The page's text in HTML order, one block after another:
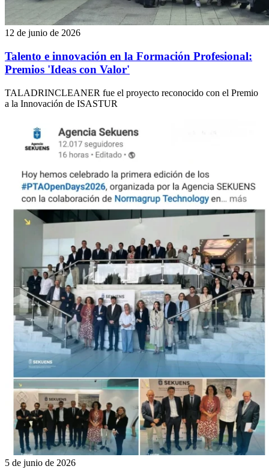
12 de junio de 2026
Talento e innovación en la Formación Profesional:
Premios 'Ideas con Valor'
TALADRINCLEANER fue el proyecto reconocido con el Premio
a la Innovación de ISASTUR
5 de junio de 2026